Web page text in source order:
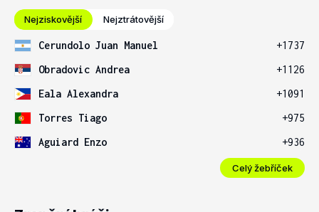
Nejziskovější Nejztrátovější
Cerundolo Juan Manuel
+1737
Obradovic Andrea
+1126
Eala Alexandra
+1091
Torres Tiago
+975
Aguiard Enzo
+936
Celý žebříček